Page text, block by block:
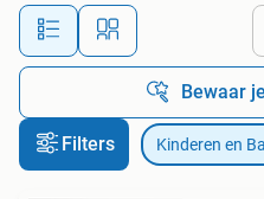
Alle
Bewaar
Filters Kinderen en